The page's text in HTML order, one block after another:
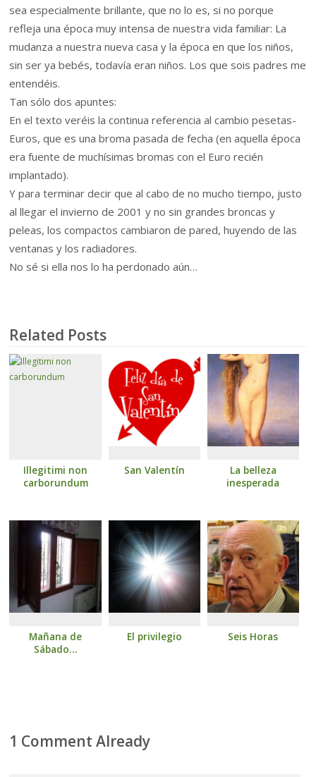
sea especialmente brillante, que no lo es, si no porque
refleja una época muy intensa de nuestra vida familiar: La
mudanza a nuestra nueva casa y la época en que los niños,
sin ser ya bebés, todavía eran niños. Los que sois padres me
entendéis.
Tan sólo dos apuntes:
En el texto veréis la continua referencia al cambio pesetas-
Euros, que es una broma pasada de fecha (en aquella época
era fuente de muchísimas bromas con el Euro recién
implantado).
Y para terminar decir que al cabo de no mucho tiempo, justo
al llegar el invierno de 2001 y no sin grandes broncas y
peleas, los compactos cambiaron de pared, huyendo de las
ventanas y los radiadores.
No sé si ella nos lo ha perdonado aún…
Related Posts
Illegitimi non
carborundum
San Valentín
La belleza
inesperada
Mañana de
Sábado…
El privilegio Seis Horas
1 Comment Already